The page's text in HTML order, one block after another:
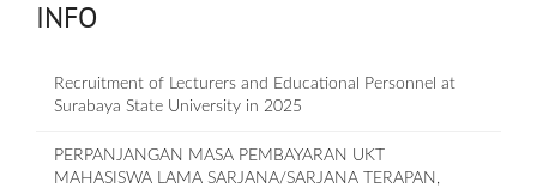
INFO
Recruitment of Lecturers and Educational Personnel at
Surabaya State University in 2025
PERPANJANGAN MASA PEMBAYARAN UKT
MAHASISWA LAMA SARJANA/SARJANA TERAPAN,